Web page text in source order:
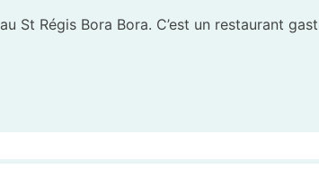
St Régis Bora Bora. C’est un restaurant